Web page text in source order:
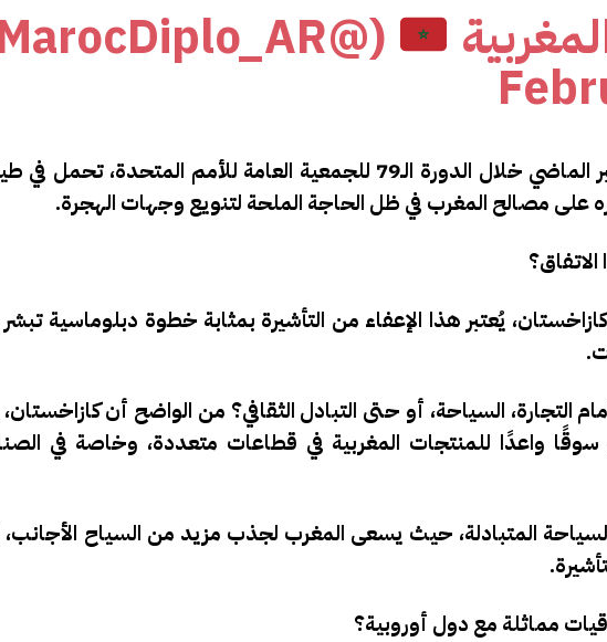
(@MarocDiplo_AR)
هذه الاتفاقية، التي تم توقيعها في سبتمبر الماضي خلال الدورة الـ79 للجمعية العامة للأمم
على مصالح المغرب في ظل الحاجة الملحة لتنويع وجهات الهجرة.
يُعتبر هذا الإعفاء من التأشيرة بمثابة خطوة دبلوماسية
السياحة، أو حتى التبادل الثقافي؟ من الواضح أن كازاخستان،
واعدًا للمنتجات المغربية في قطاعات متعددة، وخاصة في
المتبادلة، حيث يسعى المغرب لجذب مزيد من السياح
مماثلة مع دول أوروبية؟